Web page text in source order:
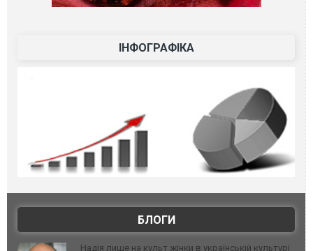
ІНФОГРАФІКА
БЛОГИ
Надія лише на культ жінки в українській культурі